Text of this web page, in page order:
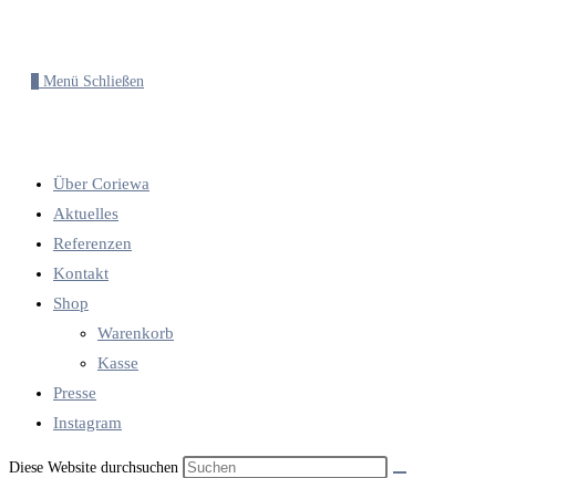
Menü Schließen
Über Coriewa
Aktuelles
Referenzen
Kontakt
Shop
Warenkorb
Kasse
Presse
Instagram
Diese Website durchsuchen